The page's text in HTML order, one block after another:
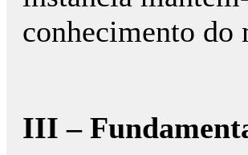
conhecimento do
III –